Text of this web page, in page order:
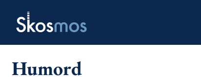
Skosmos
Humord